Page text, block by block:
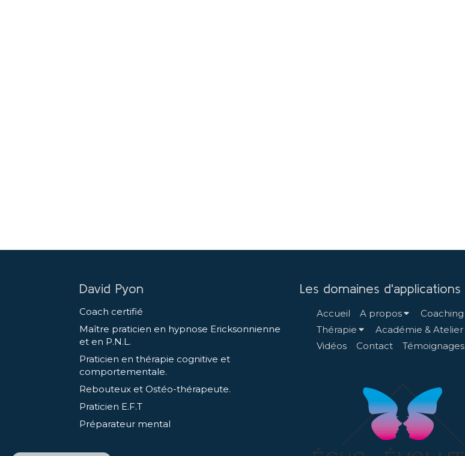
David Pyon
Coach certifié
Maître praticien en hypnose Ericksonnienne
et en P.N.L.
Praticien en thérapie cognitive et
comportementale.
Rebouteux et Ostéo-thérapeute.
Praticien E.F.T
Préparateur mental
Les domaines d'applications
Accueil A propos
Coaching
Thérapie
Académie & Atelier
Vidéos
Contact Témoignages